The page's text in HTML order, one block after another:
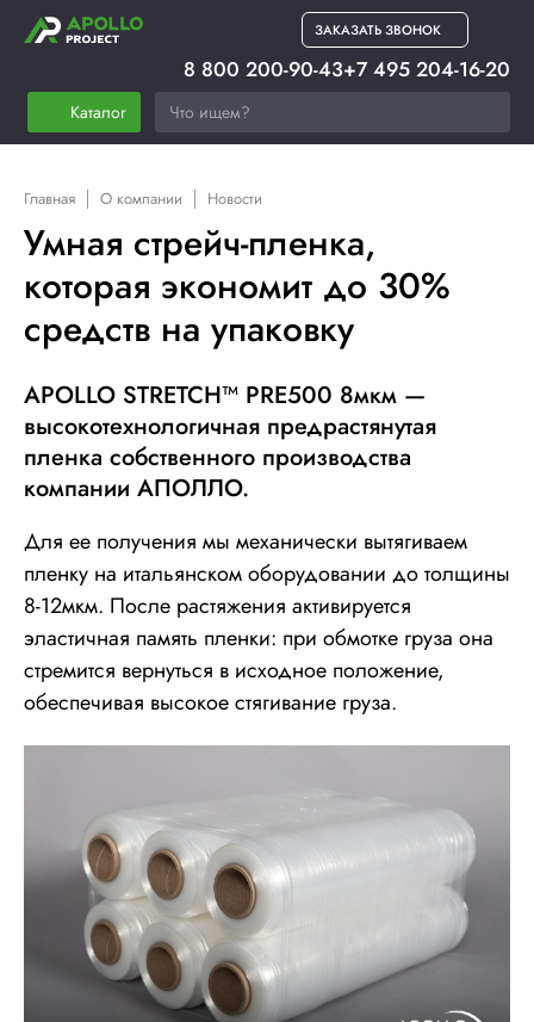
ЗАКАЗАТЬ ЗВОНОК
Каталог
8 800 200-90-43+7 495 204-16-20
Главная О компании Новости
Умная стрейч-пленка,
которая экономит до 30%
средств на упаковку
APOLLO STRETCH™ PRE500 8мкм —
высокотехнологичная предрастянутая
пленка собственного производства
компании АПОЛЛО.
Для ее получения мы механически вытягиваем
пленку на итальянском оборудовании до толщины
8-12мкм. После растяжения активируется
эластичная память пленки: при обмотке груза она
стремится вернуться в исходное положение,
обеспечивая высокое стягивание груза.